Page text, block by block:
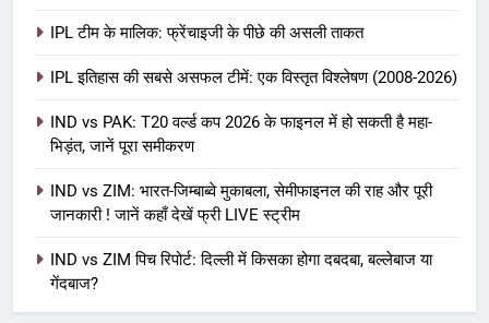
IPL टीम के मालिक: फ्रेंचाइजी के पीछे की असली ताकत
IPL इतिहास की सबसे असफल टीमें: एक विस्तृत विश्लेषण (2008-2026)
IND vs PAK: T20 वर्ल्ड कप 2026 के फाइनल में हो सकती है महा-
भिड़ंत, जानें पूरा समीकरण
IND vs ZIM: भारत-जिम्बाब्वे मुकाबला, सेमीफाइनल की राह और पूरी
जानकारी ! जानें कहाँ देखें फ्री LIVE स्ट्रीम
IND vs ZIM पिच रिपोर्ट: दिल्ली में किसका होगा दबदबा, बल्लेबाज या
गेंदबाज?
आईपीएल 2026 क्रिकेट
IPL टीम के मालिक: फ्रेंचाइजी के पीछे की
असली ताकत
आईपीएल 2026 क्रिकेट
IPL इतिहास की सबसे असफल टीमें: एक